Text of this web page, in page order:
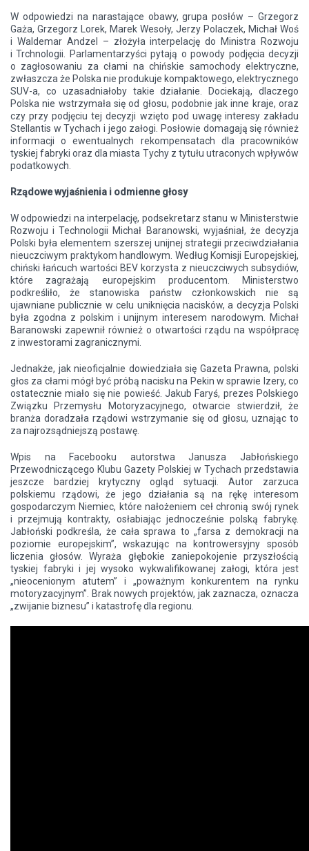
W odpowiedzi na narastające obawy, grupa posłów – Grzegorz
Gaża, Grzegorz Lorek, Marek Wesoły, Jerzy Polaczek, Michał Woś
i Waldemar Andzel – złożyła interpelację do Ministra Rozwoju
i Trchnologii. Parlamentarzyści pytają o powody podjęcia decyzji
o zagłosowaniu za cłami na chińskie samochody elektryczne,
zwłaszcza że Polska nie produkuje kompaktowego, elektrycznego
SUV-a, co uzasadniałoby takie działanie. Dociekają, dlaczego
Polska nie wstrzymała się od głosu, podobnie jak inne kraje, oraz
czy przy podjęciu tej decyzji wzięto pod uwagę interesy zakładu
Stellantis w Tychach i jego załogi. Posłowie domagają się również
informacji o ewentualnych rekompensatach dla pracowników
tyskiej fabryki oraz dla miasta Tychy z tytułu utraconych wpływów
podatkowych.
Rządowe wyjaśnienia i odmienne głosy
W odpowiedzi na interpelację, podsekretarz stanu w Ministerstwie
Rozwoju i Technologii Michał Baranowski, wyjaśniał, że decyzja
Polski była elementem szerszej unijnej strategii przeciwdziałania
nieuczciwym praktykom handlowym. Według Komisji Europejskiej,
chiński łańcuch wartości BEV korzysta z nieuczciwych subsydiów,
które zagrażają europejskim producentom. Ministerstwo
podkreśliło, że stanowiska państw członkowskich nie są
ujawniane publicznie w celu uniknięcia nacisków, a decyzja Polski
była zgodna z polskim i unijnym interesem narodowym. Michał
Baranowski zapewnił również o otwartości rządu na współpracę
z inwestorami zagranicznymi.
Jednakże, jak nieoficjalnie dowiedziała się Gazeta Prawna, polski
głos za cłami mógł być próbą nacisku na Pekin w sprawie Izery, co
ostatecznie miało się nie powieść. Jakub Faryś, prezes Polskiego
Związku Przemysłu Motoryzacyjnego, otwarcie stwierdził, że
branża doradzała rządowi wstrzymanie się od głosu, uznając to
za najrozsądniejszą postawę.
Wpis na Facebooku autorstwa Janusza Jabłońskiego
Przewodniczącego Klubu Gazety Polskiej w Tychach przedstawia
jeszcze bardziej krytyczny ogląd sytuacji. Autor zarzuca
polskiemu rządowi, że jego działania są na rękę interesom
gospodarczym Niemiec, które nałożeniem ceł chronią swój rynek
i przejmują kontrakty, osłabiając jednocześnie polską fabrykę.
Jabłoński podkreśla, że cała sprawa to „farsa z demokracji na
poziomie europejskim”, wskazując na kontrowersyjny sposób
liczenia głosów. Wyraża głębokie zaniepokojenie przyszłością
tyskiej fabryki i jej wysoko wykwalifikowanej załogi, która jest
„nieocenionym atutem” i „poważnym konkurentem na rynku
motoryzacyjnym”. Brak nowych projektów, jak zaznacza, oznacza
„zwijanie biznesu” i katastrofę dla regionu.